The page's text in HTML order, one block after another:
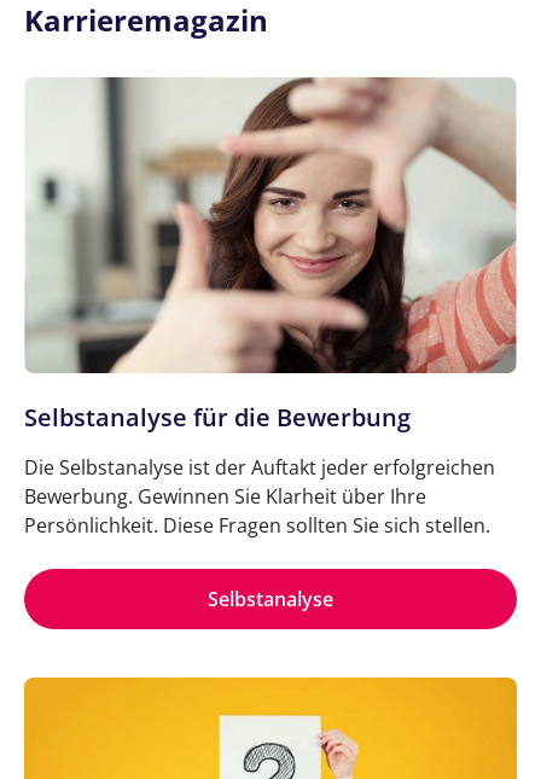
Karrieremagazin
Selbstanalyse für die Bewerbung
Die Selbstanalyse ist der Auftakt jeder erfolgreichen
Bewerbung. Gewinnen Sie Klarheit über Ihre
Persönlichkeit. Diese Fragen sollten Sie sich stellen.
Selbstanalyse